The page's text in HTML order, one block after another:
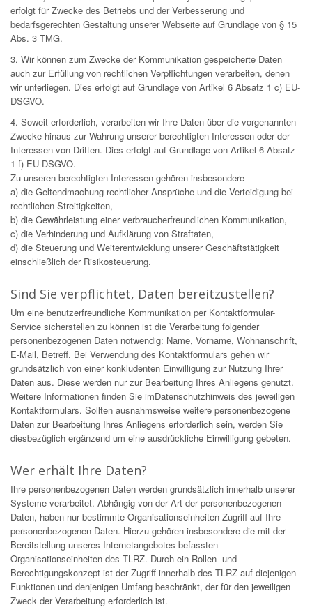
erfolgt für Zwecke des Betriebs und der Verbesserung und
bedarfsgerechten Gestaltung unserer Webseite auf Grundlage von § 15
Abs. 3 TMG.
3. Wir können zum Zwecke der Kommunikation gespeicherte Daten
auch zur Erfüllung von rechtlichen Verpflichtungen verarbeiten, denen
wir unterliegen. Dies erfolgt auf Grundlage von Artikel 6 Absatz 1 c) EU-
DSGVO.
4. Soweit erforderlich, verarbeiten wir Ihre Daten über die vorgenannten
Zwecke hinaus zur Wahrung unserer berechtigten Interessen oder der
Interessen von Dritten. Dies erfolgt auf Grundlage von Artikel 6 Absatz
1 f) EU-DSGVO.
Zu unseren berechtigten Interessen gehören insbesondere
a) die Geltendmachung rechtlicher Ansprüche und die Verteidigung bei
rechtlichen Streitigkeiten,
b) die Gewährleistung einer verbraucherfreundlichen Kommunikation,
c) die Verhinderung und Aufklärung von Straftaten,
d) die Steuerung und Weiterentwicklung unserer Geschäftstätigkeit
einschließlich der Risikosteuerung.
Sind Sie verpflichtet, Daten bereitzustellen?
Um eine benutzerfreundliche Kommunikation per Kontaktformular-
Service sicherstellen zu können ist die Verarbeitung folgender
personenbezogenen Daten notwendig: Name, Vorname, Wohnanschrift,
E-Mail, Betreff. Bei Verwendung des Kontaktformulars gehen wir
grundsätzlich von einer konkludenten Einwilligung zur Nutzung Ihrer
Daten aus. Diese werden nur zur Bearbeitung Ihres Anliegens genutzt.
Weitere Informationen finden Sie imDatenschutzhinweis des jeweiligen
Kontaktformulars. Sollten ausnahmsweise weitere personenbezogene
Daten zur Bearbeitung Ihres Anliegens erforderlich sein, werden Sie
diesbezüglich ergänzend um eine ausdrückliche Einwilligung gebeten.
Wer erhält Ihre Daten?
Ihre personenbezogenen Daten werden grundsätzlich innerhalb unserer
Systeme verarbeitet. Abhängig von der Art der personenbezogenen
Daten, haben nur bestimmte Organisationseinheiten Zugriff auf Ihre
personenbezogenen Daten. Hierzu gehören insbesondere die mit der
Bereitstellung unseres Internetangebotes befassten
Organisationseinheiten des TLRZ. Durch ein Rollen- und
Berechtigungskonzept ist der Zugriff innerhalb des TLRZ auf diejenigen
Funktionen und denjenigen Umfang beschränkt, der für den jeweiligen
Zweck der Verarbeitung erforderlich ist.